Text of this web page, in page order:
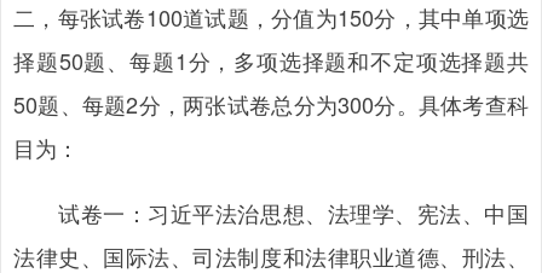
二，每张试卷100道试题，分值为150分，其中单项选
择题50题、每题1分，多项选择题和不定项选择题共
50题、每题2分，两张试卷总分为300分。具体考查科
目为：
试卷一：习近平法治思想、法理学、宪法、中国
法律史、国际法、司法制度和法律职业道德、刑法、